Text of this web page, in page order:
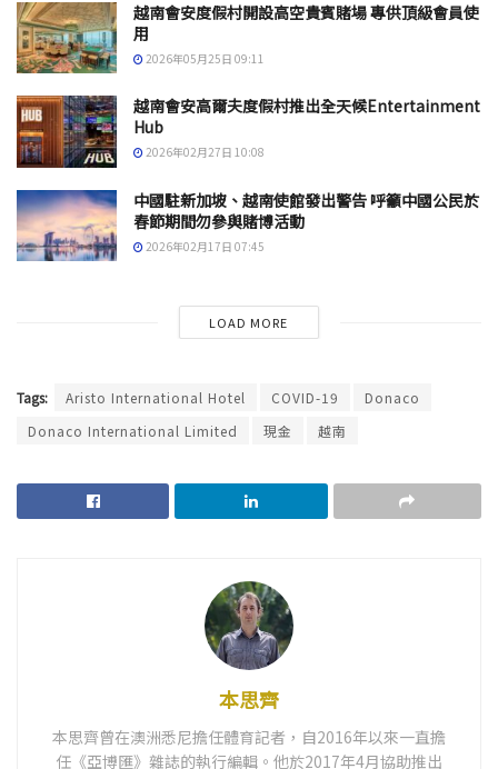
越南會安度假村開設高空貴賓賭場 專供頂級會員使
用
2026年05月25日 09:11
越南會安高爾夫度假村推出全天候Entertainment
Hub
2026年02月27日 10:08
中國駐新加坡、越南使館發出警告 呼籲中國公民於
春節期間勿參與賭博活動
2026年02月17日 07:45
LOAD MORE
Tags: Aristo International Hotel COVID-19
Donaco
Donaco International Limited
現金 越南
本思齊
本思齊曾在澳洲悉尼擔任體育記者，自2016年以來一直擔
任《亞博匯》雜誌的執行編輯。他於2017年4月協助推出